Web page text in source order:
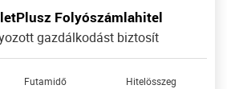
Folyószámlahitel
gazdálkodást biztosít
Futamidő Hitelösszeg